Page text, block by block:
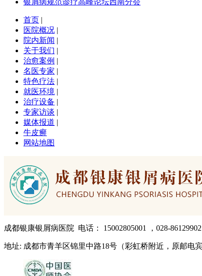
银屑病规范诊疗高峰论坛西南分会
首页 |
医院概况 |
院内新闻 |
关于我们 |
治愈案例 |
名医专家 |
特色疗法 |
就医环境 |
治疗设备 |
专家访谈 |
媒体报道 |
牛皮癣
网站地图
成都银康银屑病医院 电话： 15002805001 ，028-
地址: 成都市青羊区锦里中路18号（彩虹桥附近，原邮电宾